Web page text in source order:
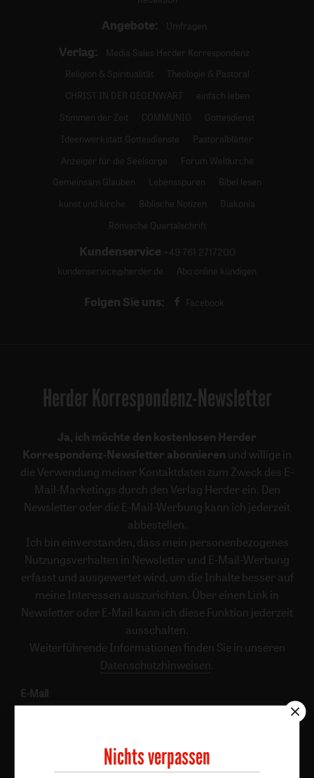
Angebote: Umfragen
Verlag:
Media Sales Herder Korrespondenz
Religion & Spiritualität
Theologie & Pastoral
CHRIST IN DER GEGENWART
einfach leben
Stimmen der Zeit
COMMUNIO
Gottesdienst
Ideenwerkstatt Gottesdienste
Pastoralblätter
Anzeiger für die Seelsorge
Forum Weltkirche
Gemeinsam Glauben
Lebensspuren
Bibel lesen
kunst und kirche
Biblische Notizen
Diakonia
Römische Quartalschrift
Kundenservice +49 761 2717200
kundenservice@herder.de
Abo online kündigen
Folgen Sie uns: Facebook
Herder Korrespondenz-Newsletter
Ja, ich möchte den kostenlosen Herder
Korrespondenz-Newsletter abonnieren und willige in
die Verwendung meiner Kontaktdaten zum Zweck des E-
Mail-Marketings durch den Verlag Herder ein. Den
Newsletter oder die E-Mail-Werbung kann ich jederzeit
abbestellen.
Ich bin einverstanden, dass mein personenbezogenes
Nutzungsverhalten in Newsletter und E-Mail-Werbung
erfasst und ausgewertet wird, um die Inhalte besser auf
meine Interessen auszurichten. Über einen Link in
Newsletter oder E-Mail kann ich diese Funktion jederzeit
ausschalten.
Weiterführende Informationen finden Sie in unseren
Datenschutzhinweisen .
E-Mail
Jetzt anmelden
Nichts verpassen